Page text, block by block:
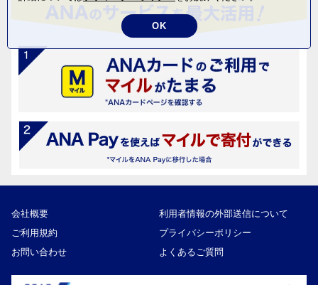
会社概要
利用者情報の外部送信について
ご利用規約
プライバシーポリシー
お問い合わせ
よくあるご質問
OK